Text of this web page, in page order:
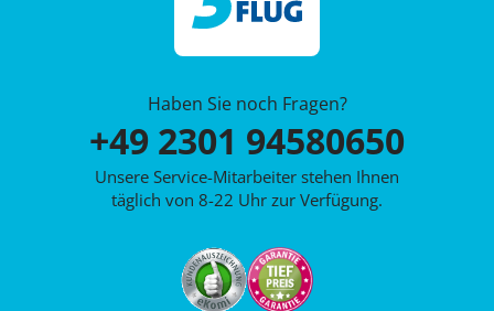
Haben Sie noch Fragen?
+49 2301 94580650
Unsere Service-Mitarbeiter stehen Ihnen
täglich von 8-22 Uhr zur Verfügung.